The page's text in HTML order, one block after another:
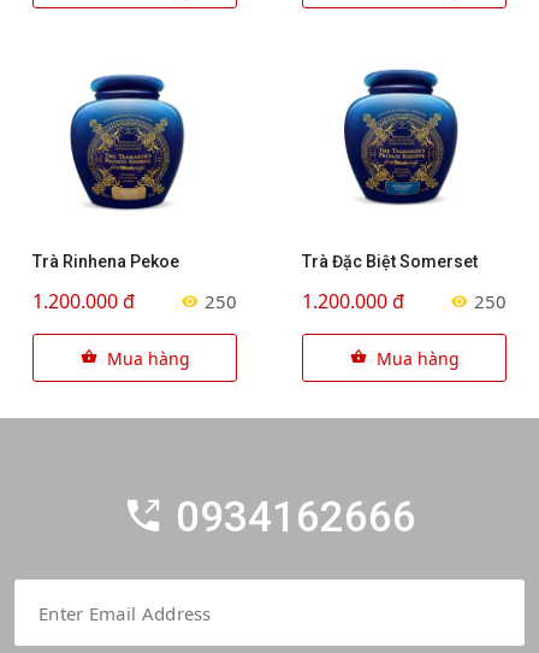
Trà Rinhena Pekoe
1.200.000 đ 250
Mua hàng
Trà Đặc Biệt Somerset
1.200.000 đ 250
Mua hàng
0934162666